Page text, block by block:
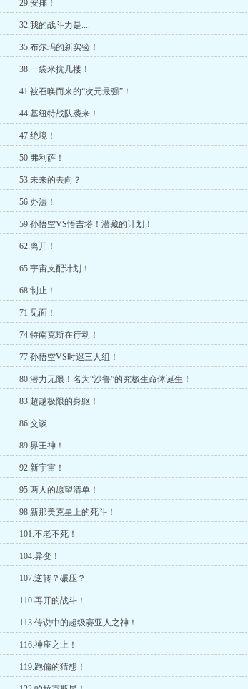
29.安排！
32.我的战斗力是....
35.布尔玛的新实验！
38.一袋米抗几楼！
41.被召唤而来的“次元最强”！
44.基纽特战队袭来！
47.绝境！
50.弗利萨！
53.未来的去向？
56.办法！
59.孙悟空VS悟吉塔！潜藏的计划！
62.离开！
65.宇宙支配计划！
68.制止！
71.见面！
74.特南克斯在行动！
77.孙悟空VS时巡三人组！
80.潜力无限！名为“沙鲁”的究极生命体诞生！
83.超越极限的身躯！
86.交谈
89.界王神！
92.新宇宙！
95.两人的愿望清单！
98.新那美克星上的死斗！
101.不老不死！
104.异变！
107.逆转？碾压？
110.再开的战斗！
113.传说中的超级赛亚人之神！
116.神座之上！
119.跑偏的猜想！